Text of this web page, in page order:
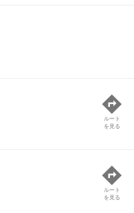
ルート
を見る
ルート
を見る